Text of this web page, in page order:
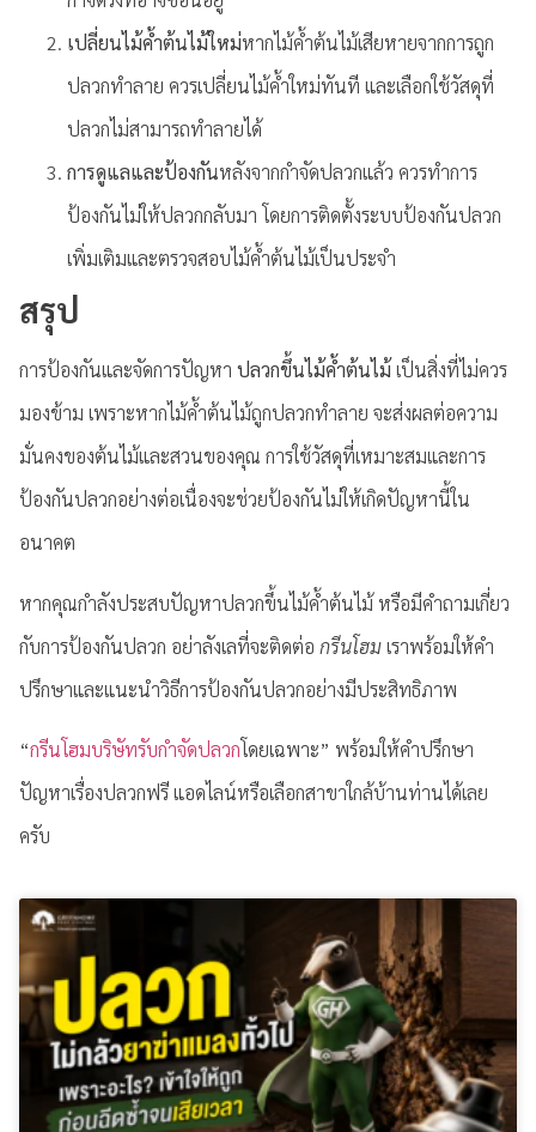
เปลี่ยนไม้ค้ำต้นไม้ใหม่หากไม้ค้ำต้นไม้เสียหายจากการถูก
ปลวกทำลาย ควรเปลี่ยนไม้ค้ำใหม่ทันที และเลือกใช้วัสดุที่
ปลวกไม่สามารถทำลายได้
การดูแลและป้องกันหลังจากกำจัดปลวกแล้ว ควรทำการ
ป้องกันไม่ให้ปลวกกลับมา โดยการติดตั้งระบบป้องกันปลวก
เพิ่มเติมและตรวจสอบไม้ค้ำต้นไม้เป็นประจำ
สรุป
การป้องกันและจัดการปัญหา ปลวกขึ้นไม้ค้ำต้นไม้ เป็นสิ่งที่ไม่ควร
มองข้าม เพราะหากไม้ค้ำต้นไม้ถูกปลวกทำลาย จะส่งผลต่อความ
มั่นคงของต้นไม้และสวนของคุณ การใช้วัสดุที่เหมาะสมและการ
ป้องกันปลวกอย่างต่อเนื่องจะช่วยป้องกันไม่ให้เกิดปัญหานี้ใน
อนาคต
หากคุณกำลังประสบปัญหาปลวกขึ้นไม้ค้ำต้นไม้ หรือมีคำถามเกี่ยว
กับการป้องกันปลวก อย่าลังเลที่จะติดต่อ กรีนโฮมเราพร้อมให้คำ
ปรึกษาและแนะนำวิธีการป้องกันปลวกอย่างมีประสิทธิภาพ
“กรีนโฮมบริษัทรับกำจัดปลวกโดยเฉพาะ” พร้อมให้คำปรึกษา
ปัญหาเรื่องปลวกฟรี แอดไลน์หรือเลือกสาขาใกล้บ้านท่านได้เลย
ครับ